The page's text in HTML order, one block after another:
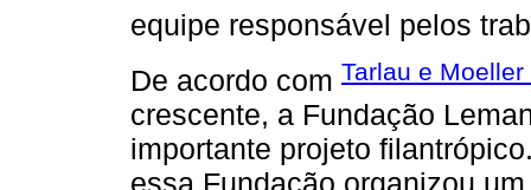
equipe responsável pelos
De acordo com Tarlau e Moeller
crescente, a Fundação
importante projeto
essa Fundação organizou